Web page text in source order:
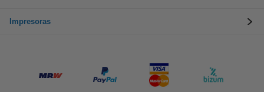
Impresoras